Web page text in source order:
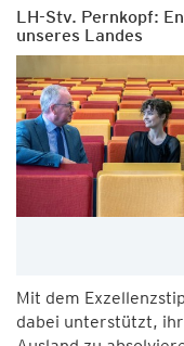
LH-Stv. Pernkopf:
unseres Landes
Mit dem
dabei unterstützt,